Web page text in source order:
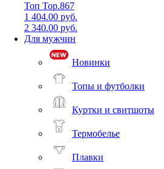
Топ Top.867
1 404.00 руб.
2 340.00 руб.
Для мужчин
Новинки
Топы и футболки
Куртки и свитшоты
Термобелье
Плавки